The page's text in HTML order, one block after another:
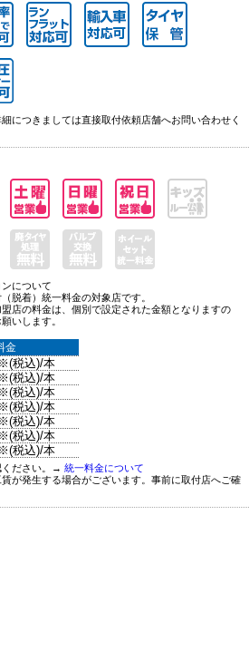
につきましては直接取付依頼店舗へお問い合わせく
について
脱着）統一料金の対象店です。
店の料金は、個別で設定された金額となりますの
いします。
金
税込)/本
税込)/本
税込)/本
税込)/本
税込)/本
税込)/本
税込)/本
ください。→ 統一料金について
が発生する場合がございます。事前に取付店へご確